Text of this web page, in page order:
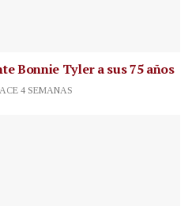
Bonnie Tyler a sus 75 años
4 SEMANAS